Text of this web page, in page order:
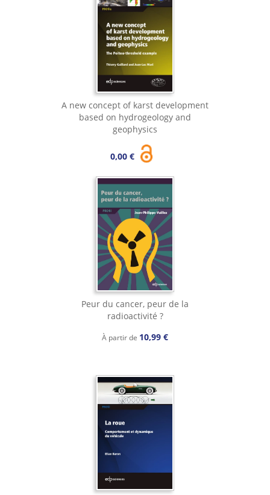
A new concept of karst development
based on hydrogeology and
geophysics
0,00 €
Peur du cancer, peur de la
radioactivité ?
À partir de 10,99 €